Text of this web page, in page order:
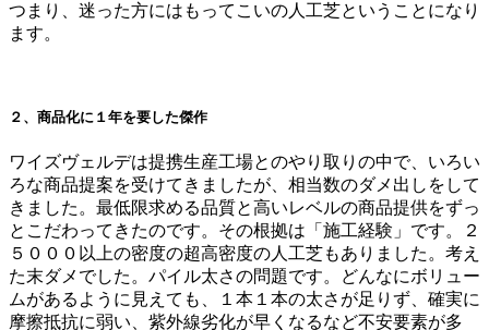
つまり、迷った方にはもってこいの人工芝ということになり
ます。
２、商品化に１年を要した傑作
ワイズヴェルデは提携生産工場とのやり取りの中で、いろい
ろな商品提案を受けてきましたが、相当数のダメ出しをして
きました。最低限求める品質と高いレベルの商品提供をずっ
とこだわってきたのです。その根拠は「施工経験」です。２
５０００以上の密度の超高密度の人工芝もありました。考え
た末ダメでした。パイル太さの問題です。どんなにボリュー
ムがあるように見えても、１本１本の太さが足りず、確実に
摩擦抵抗に弱い、紫外線劣化が早くなるなど不安要素が多